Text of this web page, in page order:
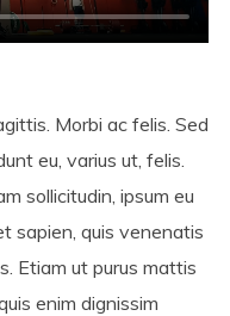
Morbi ac felis. Sed
eu, varius ut, felis.
sollicitudin, ipsum eu
sapien, quis venenatis
Etiam ut purus mattis
enim dignissim